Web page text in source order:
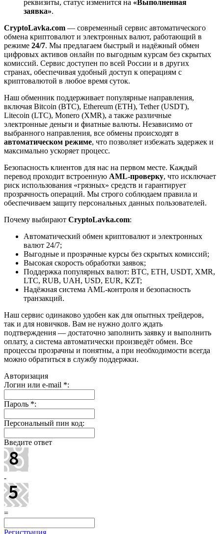
реквизиты, статус изменится на «Выполненная
заявка».
CryptoLavka.com — современный сервис автоматического
обмена криптовалют и электронных валют, работающий в
режиме 24/7. Мы предлагаем быстрый и надёжный обмен
цифровых активов онлайн по выгодным курсам без скрытых
комиссий. Сервис доступен по всей России и в других
странах, обеспечивая удобный доступ к операциям с
криптовалютой в любое время суток.
Наш обменник поддерживает популярные направления,
включая Bitcoin (BTC), Ethereum (ETH), Tether (USDT),
Litecoin (LTC), Monero (XMR), а также различные
электронные деньги и фиатные валюты. Независимо от
выбранного направления, все обмены происходят в
автоматическом режиме, что позволяет избежать задержек и
максимально ускоряет процесс.
Безопасность клиентов для нас на первом месте. Каждый
перевод проходит встроенную AML-проверку, что исключает
риск использования «грязных» средств и гарантирует
прозрачность операций. Мы строго соблюдаем правила и
обеспечиваем защиту персональных данных пользователей.
Почему выбирают CryptoLavka.com:
Автоматический обмен криптовалют и электронных
валют 24/7;
Выгодные и прозрачные курсы без скрытых комиссий;
Высокая скорость обработки заявок;
Поддержка популярных валют: BTC, ETH, USDT, XMR,
LTC, RUB, UAH, USD, EUR, KZT;
Надёжная система AML-контроля и безопасность
транзакций.
Наш сервис одинаково удобен как для опытных трейдеров,
так и для новичков. Вам не нужно долго ждать
подтверждения — достаточно заполнить заявку и выполнить
оплату, а система автоматически произведёт обмен. Все
процессы прозрачны и понятны, а при необходимости всегда
можно обратиться в службу поддержки.
Авторизация
Логин или e-mail *:
Пароль *:
Персональный пин код:
Введите ответ
-
=
Регистрация